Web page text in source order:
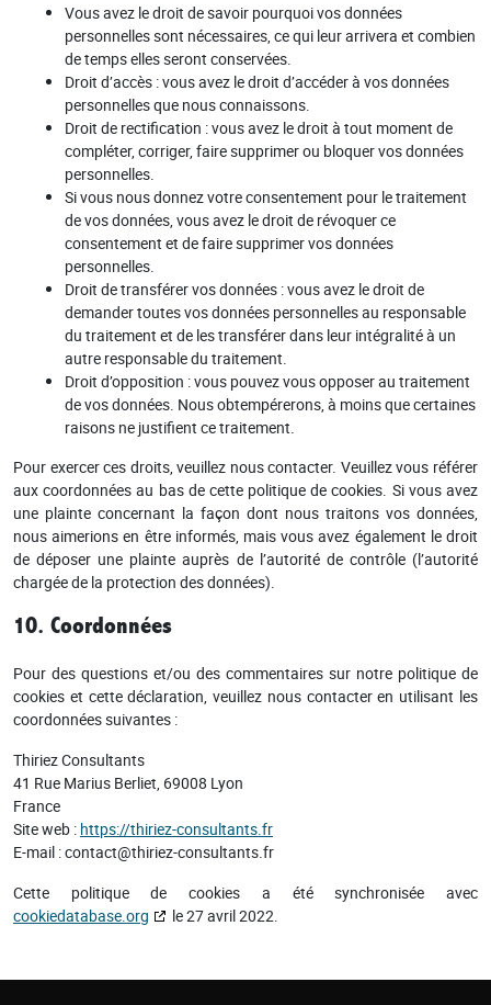
Vous avez le droit de savoir pourquoi vos données
personnelles sont nécessaires, ce qui leur arrivera et combien
de temps elles seront conservées.
Droit d’accès : vous avez le droit d’accéder à vos données
personnelles que nous connaissons.
Droit de rectification : vous avez le droit à tout moment de
compléter, corriger, faire supprimer ou bloquer vos données
personnelles.
Si vous nous donnez votre consentement pour le traitement
de vos données, vous avez le droit de révoquer ce
consentement et de faire supprimer vos données
personnelles.
Droit de transférer vos données : vous avez le droit de
demander toutes vos données personnelles au responsable
du traitement et de les transférer dans leur intégralité à un
autre responsable du traitement.
Droit d’opposition : vous pouvez vous opposer au traitement
de vos données. Nous obtempérerons, à moins que certaines
raisons ne justifient ce traitement.
Pour exercer ces droits, veuillez nous contacter. Veuillez vous référer
aux coordonnées au bas de cette politique de cookies. Si vous avez
une plainte concernant la façon dont nous traitons vos données,
nous aimerions en être informés, mais vous avez également le droit
de déposer une plainte auprès de l’autorité de contrôle (l’autorité
chargée de la protection des données).
10. Coordonnées
Pour des questions et/ou des commentaires sur notre politique de
cookies et cette déclaration, veuillez nous contacter en utilisant les
coordonnées suivantes :
Thiriez Consultants
41 Rue Marius Berliet, 69008 Lyon
France
Site web : https://thiriez-consultants.fr
E-mail :contact@thiriez-consultants.fr
Cette politique de cookies a été synchronisée avec
cookiedatabase.org
le 27 avril 2022.